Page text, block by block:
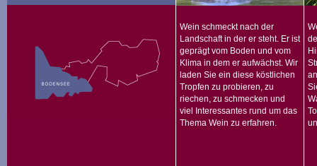
Wein schmeckt nach der
Landschaft in der er steht. Er ist
geprägt vom Boden und vom
Klima in dem er aufwächst. Wir
laden Sie ein diese köstlichen
Tropfen zu probieren, zu
riechen, zu schmecken und
viel Interessantes rund um das
Thema Wein zu erfahren.